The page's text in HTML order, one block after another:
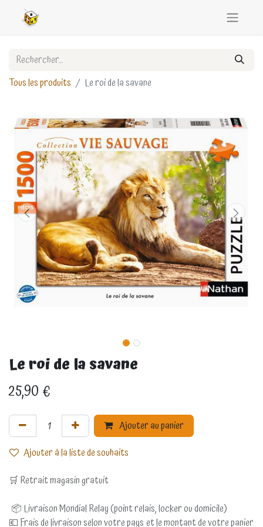
Tous les produits Le roi de la savane
Le roi de la savane
25,90€
Ajouter au panier
Ajouter à la liste de souhaits
🛒 Retrait magasin gratuit
📦 Livraison Mondial Relay (point relais, locker ou domicile)
💶 Frais de livraison selon votre pays et le montant de votre panier